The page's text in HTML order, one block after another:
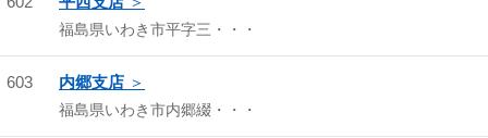
福島県いわき市平字三・・・
603 内郷支店
福島県いわき市内郷綴・・・